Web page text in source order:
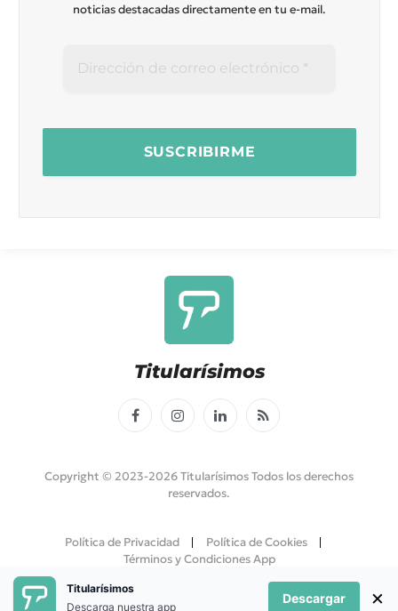
noticias destacadas directamente en tu e-mail.
Titularísimos
FacebookInstagramLinkedInRSS
Copyright © 2023-2026 Titularísimos Todos los derechos
reservados.
Política de Privacidad
Política de Cookies
Términos y Condiciones App
Titularísimos
Descarga nuestra app
Descargar ×